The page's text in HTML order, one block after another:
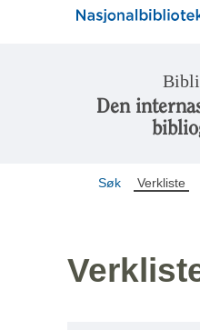
Den
Søk Verkliste